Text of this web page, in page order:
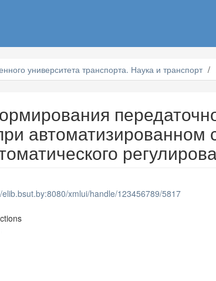
университета транспорта. Наука и транспорт
автоматизированном
elib.bsut.by:8080/xmlui/handle/123456789/5817